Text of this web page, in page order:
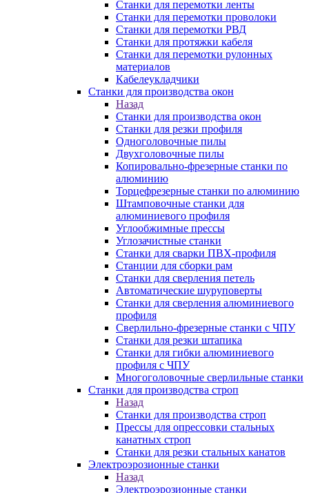
Станки для перемотки ленты
Станки для перемотки проволоки
Станки для перемотки РВД
Станки для протяжки кабеля
Станки для перемотки рулонных
материалов
Кабелеукладчики
Станки для производства окон
Назад
Станки для производства окон
Станки для резки профиля
Одноголовочные пилы
Двухголовочные пилы
Копировально-фрезерные станки по
алюминию
Торцефрезерные станки по алюминию
Штамповочные станки для
алюминиевого профиля
Углообжимные прессы
Углозачистные станки
Станки для сварки ПВХ-профиля
Станции для сборки рам
Станки для сверления петель
Автоматические шуруповерты
Станки для сверления алюминиевого
профиля
Сверлильно-фрезерные станки с ЧПУ
Станки для резки штапика
Станки для гибки алюминиевого
профиля с ЧПУ
Многоголовочные сверлильные станки
Станки для производства строп
Назад
Станки для производства строп
Прессы для опрессовки стальных
канатных строп
Станки для резки стальных канатов
Электроэрозионные станки
Назад
Электроэрозионные станки